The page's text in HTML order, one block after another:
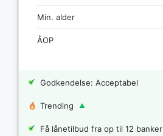
Min. alder
ÅOP
Godkendelse: Acceptabel
Trending
Få lånetilbud fra op til 12 banker